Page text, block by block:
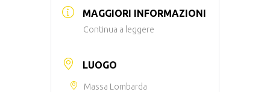
MAGGIORI INFORMAZIONI
Continua a leggere
LUOGO
Massa Lombarda